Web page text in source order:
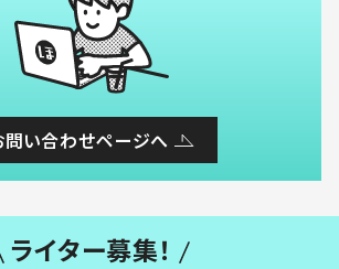
問い合わせページへ
ライター募集！